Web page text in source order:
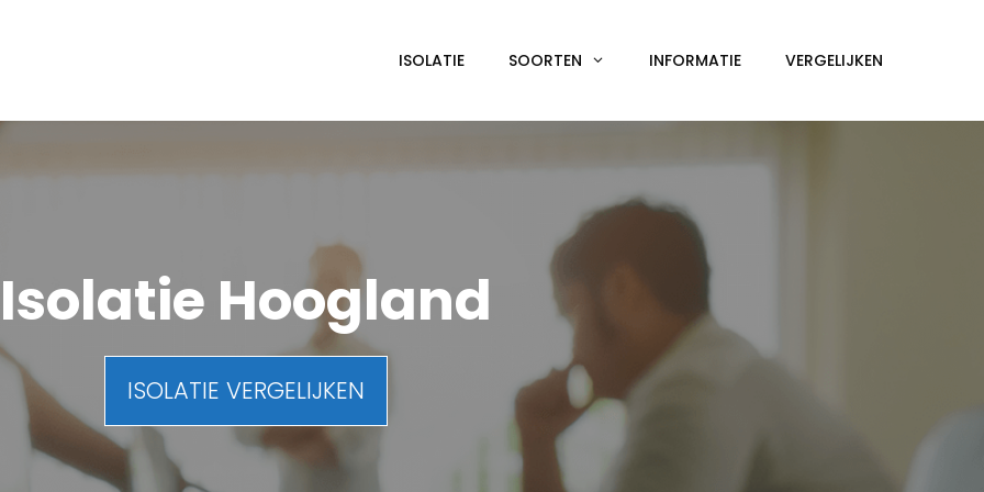
ISOLATIE SOORTEN INFORMATIE VERGELIJKEN
Isolatie Hoogland
ISOLATIE VERGELIJKEN